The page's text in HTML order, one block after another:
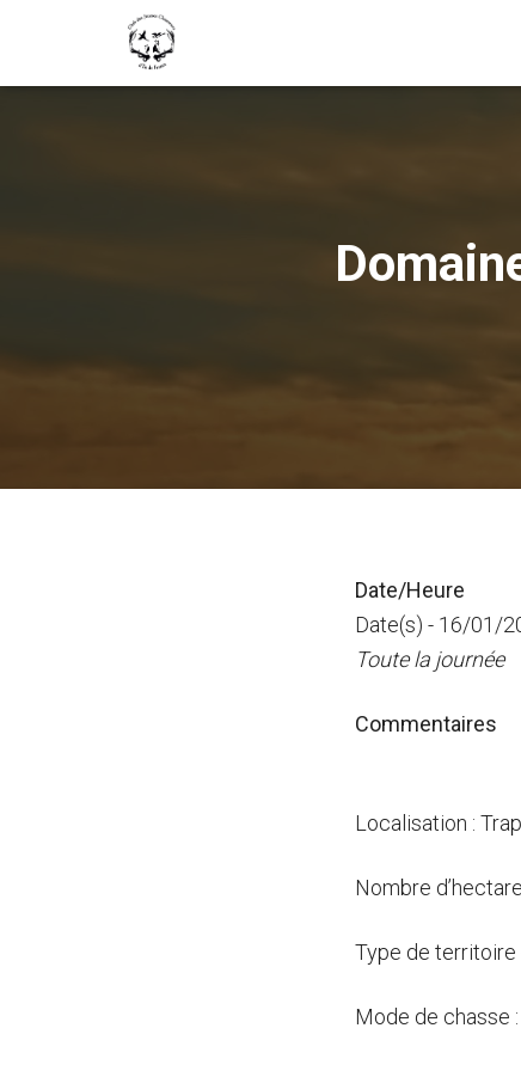
Date/Heure
Date(s) - 16/01/
Toute la journée
Commentaires
Localisation :
Nombre
Type de territoire
Mode de chasse